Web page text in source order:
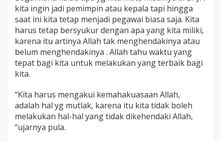
kita ingin jadi pemimpin atau kepala tapi hingga
saat ini kita tetap menjadi pegawai biasa saja. Kita
harus tetap bersyukur dengan apa yang kita miliki,
karena itu artinya Allah tak menghendakinya atau
belum menghendakinya . Allah tahu waktu yang
tepat bagi kita untuk melakukan yang terbaik bagi
kita.
“Kita harus mengakui kemahakuasaan Allah,
adalah hal yg mutlak, karena itu kita tidak boleh
melakukan hal-hal yang tidak dikehendaki Allah,
“ujarnya pula.